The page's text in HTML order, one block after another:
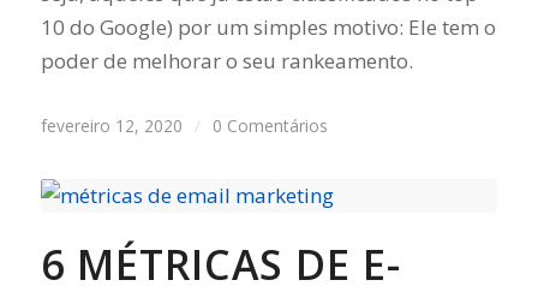
10 do Google) por um simples motivo: Ele tem o
poder de melhorar o seu rankeamento.
fevereiro 12, 2020 / 0 Comentários
6 MÉTRICAS DE E-